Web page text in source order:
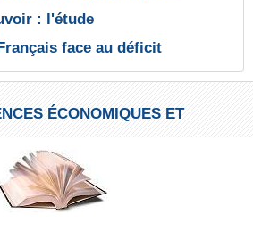
: l'étude
face au déficit
ÉCONOMIQUES ET